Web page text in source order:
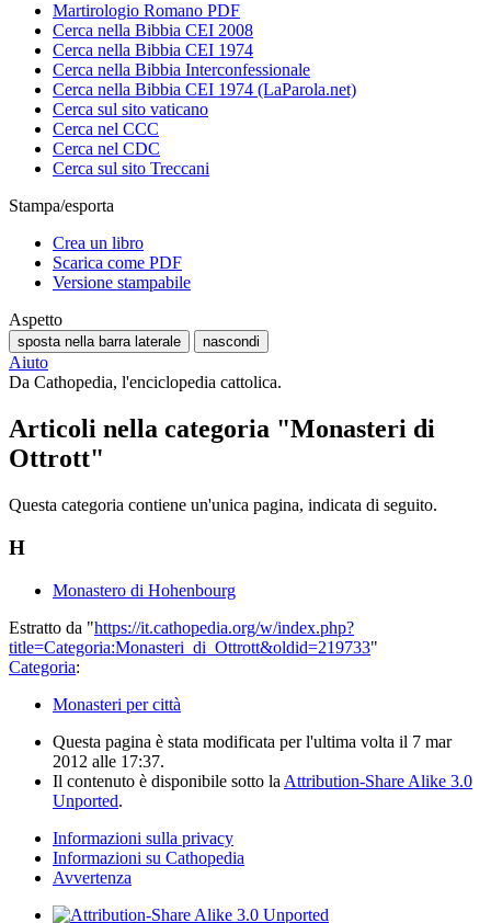
Martirologio Romano PDF
Cerca nella Bibbia CEI 2008
Cerca nella Bibbia CEI 1974
Cerca nella Bibbia Interconfessionale
Cerca nella Bibbia CEI 1974 (LaParola.net)
Cerca sul sito vaticano
Cerca nel CCC
Cerca nel CDC
Cerca sul sito Treccani
Stampa/esporta
Crea un libro
Scarica come PDF
Versione stampabile
Aspetto
sposta nella barra laterale nascondi
Aiuto
Da Cathopedia, l'enciclopedia cattolica.
Articoli nella categoria "Monasteri di
Ottrott"
Questa categoria contiene un'unica pagina, indicata di seguito.
H
Monastero di Hohenbourg
Estratto da "https://it.cathopedia.org/w/index.php?
title=Categoria:Monasteri_di_Ottrott&oldid=219733"
Categoria:
Monasteri per città
Questa pagina è stata modificata per l'ultima volta il 7 mar
2012 alle 17:37.
Il contenuto è disponibile sotto la Attribution-Share Alike 3.0
Unported.
Informazioni sulla privacy
Informazioni su Cathopedia
Avvertenza